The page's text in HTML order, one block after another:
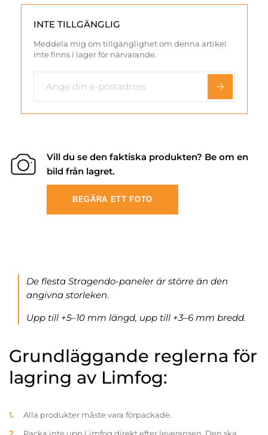
INTE TILLGÄNGLIG
Meddela mig om tillgänglighet om denna artikel
inte finns i lager för närvarande.
Vill du se den faktiska produkten? Be om en
bild från lagret.
BEGÄRA ETT FOTO
De flesta Stragendo-paneler är större än den
angivna storleken.
Upp till +5–10 mm längd, upp till +3–6 mm bredd.
Grundläggande reglerna för
lagring av Limfog:
Alla produkter måste vara förpackade.
Packa inte upp Limfog direkt efter leveransen. Den ska